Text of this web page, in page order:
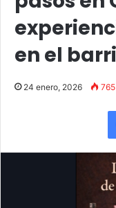
en el
24 enero, 2026 765